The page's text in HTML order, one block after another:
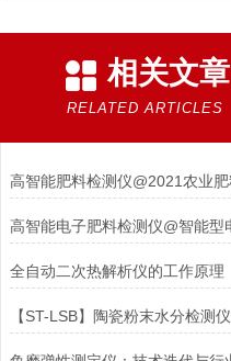
相关文章
RELATED ARTICLES
全自动二次热解析仪的工作原理